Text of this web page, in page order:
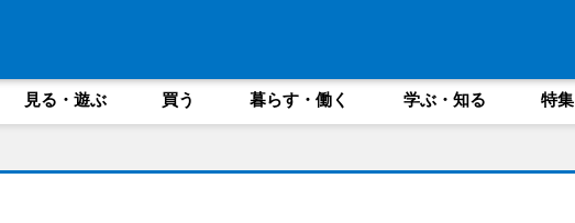
見る・遊ぶ 買う 暮らす・働く 学ぶ・知る 特集